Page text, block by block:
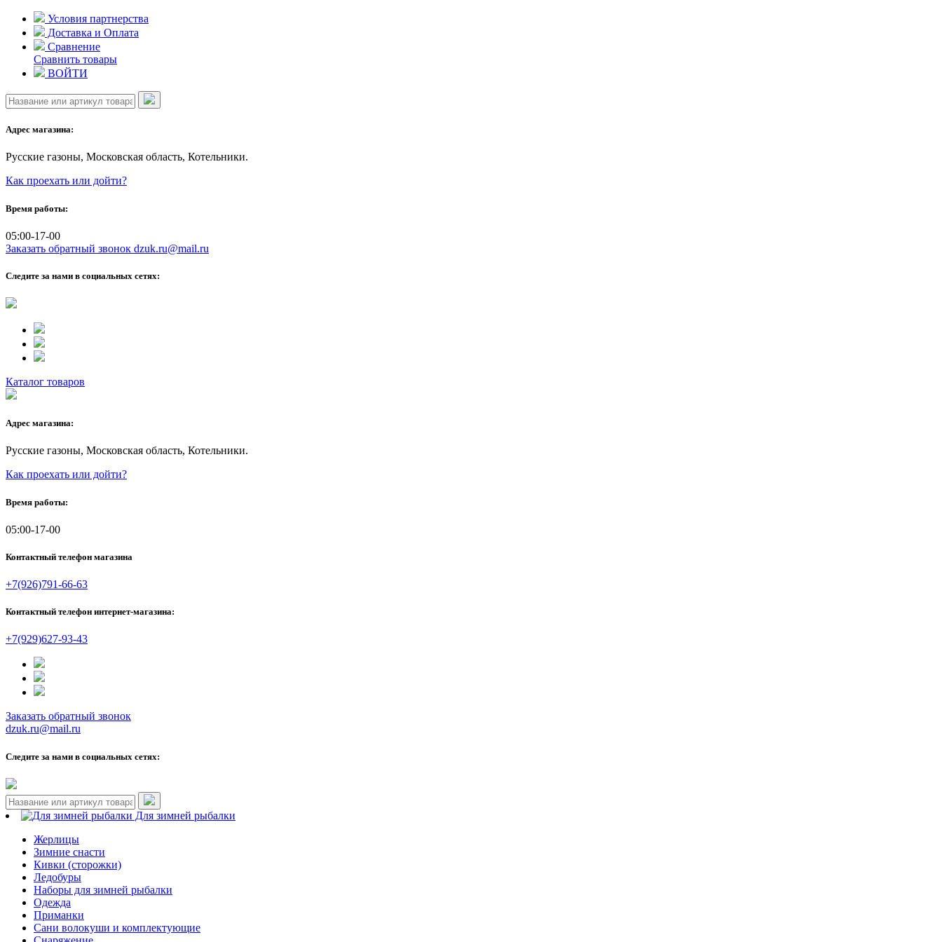
Skip
content
Условия партнерства
Доставка и Оплата
Сравнение
Сравнить товары
ВОЙТИ
Адрес магазина:
Русские газоны, Московская область, Котельники.
Как проехать или дойти?
Время работы:
05:00-17-00
Заказать обратный звонок dzuk.ru@mail.ru
Следите за нами в социальных сетях:
Каталог товаров
Адрес магазина:
Русские газоны, Московская область, Котельники.
Как проехать или дойти?
Время работы:
05:00-17-00
Контактный телефон магазина
+7(926)791-66-63
Контактный телефон интернет-магазина:
+7(929)627-93-43
Заказать обратный звонок
dzuk.ru@mail.ru
Следите за нами в социальных сетях:
Для зимней рыбалки
Жерлицы
Зимние снасти
Кивки (сторожки)
Ледобуры
Наборы для зимней рыбалки
Одежда
Приманки
Сани волокуши и комплектующие